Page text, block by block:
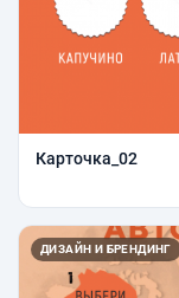
Карточка_02
ДИЗАЙН И БРЕНДИНГ